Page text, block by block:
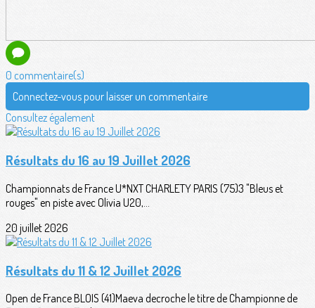
0 commentaire(s)
Connectez-vous pour laisser un commentaire
Consultez également
Résultats du 16 au 19 Juillet 2026
Championnats de France U*NXT CHARLETY PARIS (75)3 "Bleus et
rouges" en piste avec Olivia U20,...
20 juillet 2026
Résultats du 11 & 12 Juillet 2026
Open de France BLOIS (41)Maeva decroche le titre de Championne de